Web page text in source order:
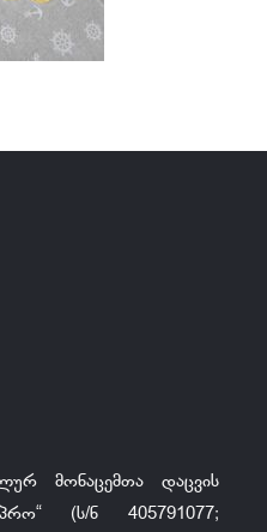
მონაცემთა დაცვის
(ს/ნ 405791077;